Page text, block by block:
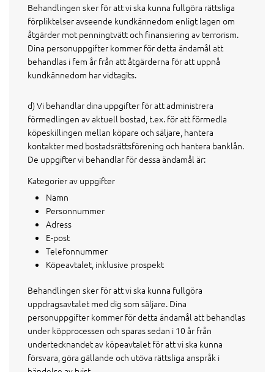
Behandlingen sker för att vi ska kunna fullgöra rättsliga
förpliktelser avseende kundkännedom enligt lagen om
åtgärder mot penningtvätt och finansiering av terrorism.
Dina personuppgifter kommer för detta ändamål att
behandlas i fem år från att åtgärderna för att uppnå
kundkännedom har vidtagits.
d) Vi behandlar dina uppgifter för att administrera
förmedlingen av aktuell bostad, t.ex. för att förmedla
köpeskillingen mellan köpare och säljare, hantera
kontakter med bostadsrättsförening och hantera banklån.
De uppgifter vi behandlar för dessa ändamål är:
Kategorier av uppgifter
Namn
Personnummer
Adress
E-post
Telefonnummer
Köpeavtalet, inklusive prospekt
Behandlingen sker för att vi ska kunna fullgöra
uppdragsavtalet med dig som säljare. Dina
personuppgifter kommer för detta ändamål att behandlas
under köpprocessen och sparas sedan i 10 år från
undertecknandet av köpeavtalet för att vi ska kunna
försvara, göra gällande och utöva rättsliga anspråk i